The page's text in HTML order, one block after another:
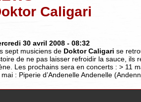
Caligari
30 avril 2008 - 08:32
sept musiciens de Doktor Caligari se
de ne pas laisser refroidir la sauce, ils
Les prochains sera en concerts : > 11
mai : Piperie d’Andenelle Andenelle